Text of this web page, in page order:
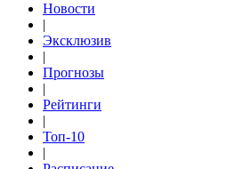
Новости
|
Эксклюзив
|
Прогнозы
|
Рейтинги
|
Топ-10
|